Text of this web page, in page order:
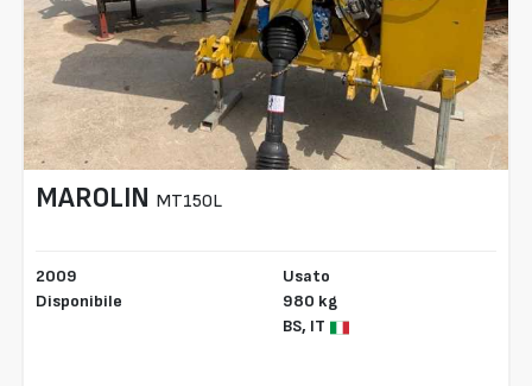
MAROLIN MT150L
2009
Disponibile
Usato
980 kg
BS, IT